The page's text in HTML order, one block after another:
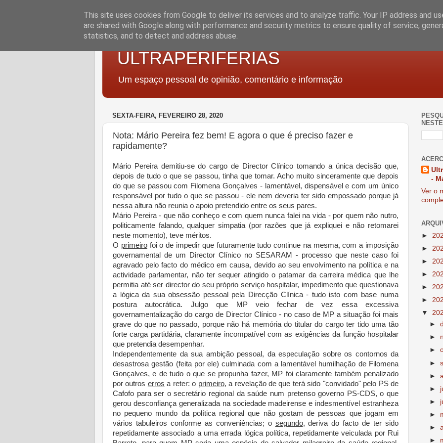
ULTRAPERIFERIAS
Um espaço pessoal de opinião, comentário e informação
SEXTA-FEIRA, FEVEREIRO 28, 2020
Nota: Mário Pereira fez bem! E agora o que é preciso fazer e
rapidamente?
Mário Pereira demitiu-se do cargo de Director Clínico tomando a única decisão que,
depois de tudo o que se passou, tinha que tomar. Acho muito sinceramente que depois
do que se passou com Filomena Gonçalves - lamentável, dispensável e com um único
responsável por tudo o que se passou - ele nem deveria ter sido empossado porque já
nessa altura não reunia o apoio pretendido entre os seus pares.
Mário Pereira - que não conheço e com quem nunca falei na vida - por quem não nutro,
politicamente falando, qualquer simpatia (por razões que já expliquei e não retomarei
neste momento), teve méritos.
O primeirofoi o de impedir que futuramente tudo continue na mesma, com a imposição
governamental de um Director Clínico no SESARAM - processo que neste caso foi
agravado pelo facto do médico em causa, devido ao seu envolvimento na política e na
actividade parlamentar, não ter sequer atingido o patamar da carreira médica que lhe
permitia até ser director do seu próprio serviço hospitalar, impedimento que questionava
a lógica da sua obsessão pessoal pela Direcção Clínica - tudo isto com base numa
postura autocrática. Julgo que MP veio fechar de vez essa excessiva
governamentalização do cargo de Director Clínico - no caso de MP a situação foi mais
grave do que no passado, porque não há memória do titular do cargo ter tido uma tão
forte carga partidária, claramente incompatível com as exigências da função hospitalar
que pretendia desempenhar.
Independentemente da sua ambição pessoal, da especulação sobre os contornos da
desastrosa gestão (feita por ele) culminada com a lamentável humilhação de Filomena
Gonçalves, e de tudo o que se propunha fazer, MP foi claramente também penalizado
por outros erros a reter: o primeiro, a revelação de que terá sido "convidado" pelo PS de
Cafofo para ser o secretário regional da saúde num pretenso governo PS-CDS, o que
gerou desconfiança generalizada na sociedade madeirense e indesmentível estranheza
no pequeno mundo da política regional que não gostam de pessoas que jogam em
vários tabuleiros conforme as conveniências; o segundo, deriva do facto de ter sido
repetidamente associado a uma errada lógica política, repetidamenteveiculada por Rui
-
Ver o
►
►
►
►
►
►
▼
►
►
►
►
►
►
►
►
►
►
This site uses cookies from Google to deliver its services and to analyze traffic. Your IP address and
are shared with Google along with performance and security metrics to ensure quality of service,
statistics, and to detect and address abuse.